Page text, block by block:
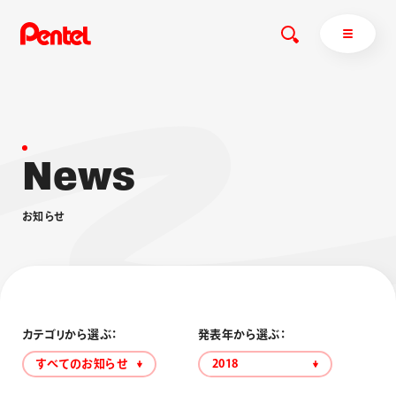
商品を探す
ブラッシュ（筆）
採用情報
運営会社
News
お知 らせ
カテゴリから選ぶ：
すべてのお知らせ
発表年から選ぶ：
2018